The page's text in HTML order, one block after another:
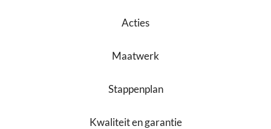
Acties
Maatwerk
Stappenplan
Kwaliteit en garantie